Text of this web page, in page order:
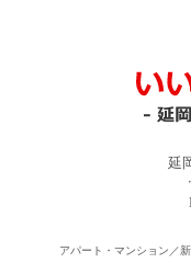
延
アパート・マンション／